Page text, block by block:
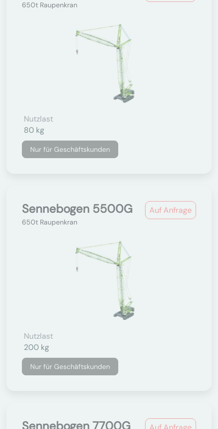
650t Raupenkran
Nutzlast
80 kg
Nur für Geschäftskunden
Auf Anfrage
Sennebogen 5500G
650t Raupenkran
Nutzlast
200 kg
Nur für Geschäftskunden
Sennebogen 7700G